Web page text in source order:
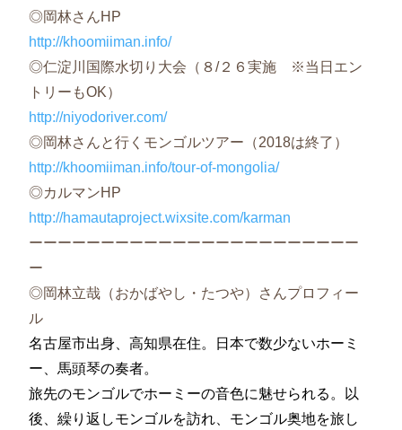
◎岡林さんHP
http://khoomiiman.info/
◎仁淀川国際水切り大会（８/２６実施 ※当日エン
トリーもOK）
http://niyodoriver.com/
◎岡林さんと行くモンゴルツアー（2018は終了）
http://khoomiiman.info/tour-of-mongolia/
◎カルマンHP
http://hamautaproject.wixsite.com/karman
ーーーーーーーーーーーーーーーーーーーーーーー
ー
◎岡林立哉（おかばやし・たつや）さんプロフィー
ル
名古屋市出身、高知県在住。日本で数少ないホーミ
ー、馬頭琴の奏者。
旅先のモンゴルでホーミーの音色に魅せられる。以
後、繰り返しモンゴルを訪れ、モンゴル奥地を旅し